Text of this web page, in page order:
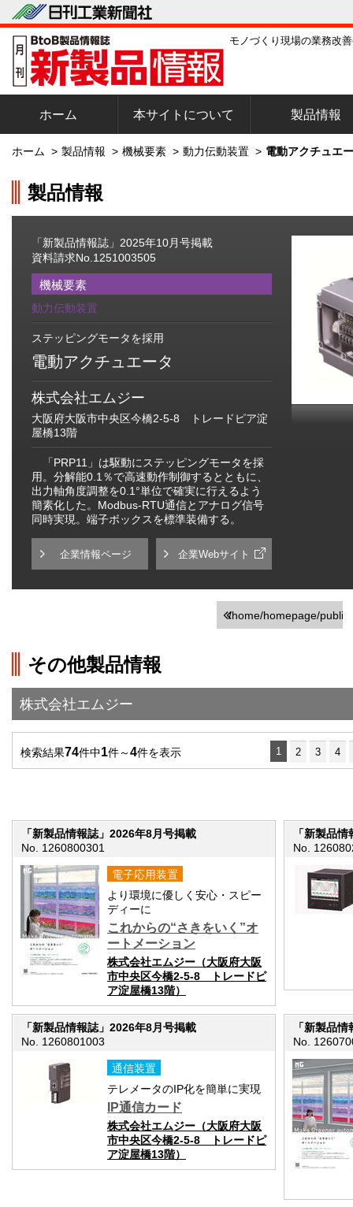
モノづくり現場の業務改
ホーム 本サイトについて 製品情報
ホーム > 製品情報 > 機械要素 > 動力伝動装置 > 電動アクチュエ
製品情報
「新製品情報誌」2025年10月号掲載
資料請求No.1251003505
機械要素
動力伝動装置
ステッピングモータを採用
電動アクチュエータ
株式会社エムジー
大阪府大阪市中央区今橋2-5-8 トレードピア淀
屋橋13階
「PRP11」は駆動にステッピングモータを採
用。分解能0.1％で高速動作制御するとともに、
出力軸角度調整を0.1°単位で確実に行えるよう
簡素化した。Modbus-RTU通信とアナログ信号
同時実現。端子ボックスを標準装備する。
企業情報ページ 企業Webサイト
/home/homepage/
その他製品情報
株式会社エムジー
検索結果74件中1件～4件を表示 1 2 3 4
「新製品情報誌」2026年8月号掲載
No. 1260800301
電子応用装置
より環境に優しく安心・スピー
ディーに
これからの“さきをいく”オ
ートメーション
株式会社エムジー（大阪府大阪
市中央区今橋2-5-8 トレードピ
ア淀屋橋13階）
「新製品
No.
「新製品情報誌」2026年8月号掲載
No. 1260801003
通信装置
テレメータのIP化を簡単に実現
IP通信カード
株式会社エムジー（大阪府大阪
市中央区今橋2-5-8 トレードピ
ア淀屋橋13階）
「新製品
No.